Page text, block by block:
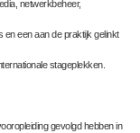
netwerkbeheer,
een aan de praktijk gelinkt
stageplekken.
gevolgd hebben in